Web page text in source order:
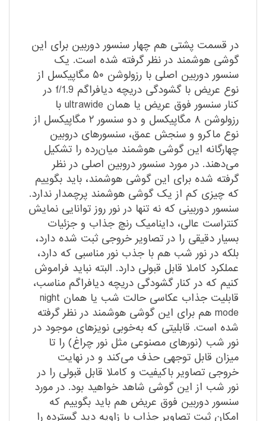
در قسمت پشتی هم چهار سنسور دوربین برای این
گوشی هوشمند در نظر گرفته شده است. یک
سنسور دوربین اصلی با رزولوشن ۵۰ مگاپیکسل از
نوع عریض با گشودگی دریچه دیافراگم f/1.9 در
کنار سنسور فوق عریض یا همان ultrawide با
رزولوشن ۸ مگاپیکسل و دو سنسور ۲ مگاپیکسل از
نوع ماکرو و سنجش عمق، سنسور‌های دروبین
چهار‌گانه این گوشی هوشمند میان‌رده را تشکیل
می‌دهند. در مورد سنسور دروبین اصلی در نظر
گرفته شده برای این گوشی هوشمند، باید بگوییم
که چیزی کم از یک گوشی هوشمند پرچمدار ندارد.
سنسور دوربینی که نه تنها در نور روز توانایی نمایش
کنتراست عالی، داینامیک رنچ جذاب و جزئیات
بسیار دقیقی را در تصاویر خروجی ثبت شده دارد،
بلکه در نور شب هم با جذب نور مناسبی که دارد،
عملکرد کاملا قابل قبولی دارد. البته نباید فراموش
کنیم که در کنار گشودگی دریچه دیافراگم مناسب،
قابلیت جذاب عکاسی حالت شب یا همان night
mode هم برای این گوشی هوشمند در نظر گرفته
شده است. قابلیتی که به‌خوبی نویز‌های موجود در
نور شب (نور‌های مصنوعی مثل نور چراغ) را تا
میزان قابل توجهی حذف می‌کند و در نهایت
خروجی تصاویر با‌کیفیت و کاملا قابل قبولی را در
نور شب از این گوشی شاهد خواهید بود. در مورد
سنسور دوربین فوق عریض هم باید بگوییم که
امکان ثبت تصاویر جذاب با زاویه دید گسترده را